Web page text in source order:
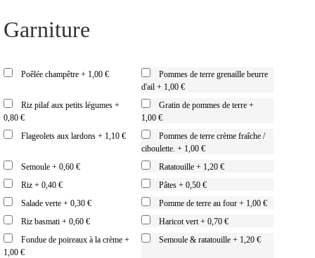
Garniture
Poêlée champêtre+ 1,00 €
Pommes de terre grenaille beurre
d'ail + 1,00 €
Riz pilaf aux petits légumes+
0,80 €
Gratin de pommes de terre+
1,00 €
Flageolets aux lardons+ 1,10 €
Pommes de terre crème fraîche /
ciboulette. + 1,00 €
Semoule+ 0,60 € Ratatouille+ 1,20 €
Riz+ 0,40 € Pâtes+ 0,50 €
Salade verte+ 0,30 € Pomme de terre au four+ 1,00 €
Riz basmati+ 0,60 € Haricot vert+ 0,70 €
Fondue de poireaux à la crème+
1,00 €
Semoule & ratatouille+ 1,20 €